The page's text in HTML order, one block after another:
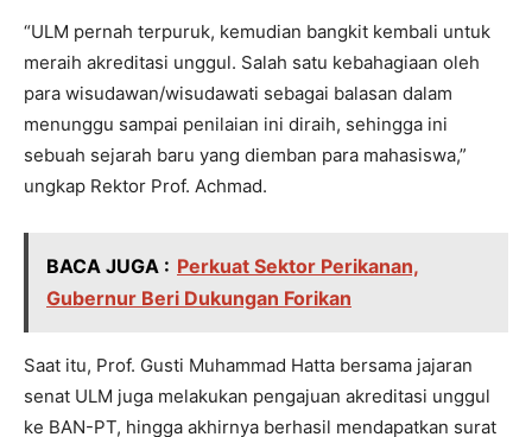
“ULM pernah terpuruk, kemudian bangkit kembali untuk
meraih akreditasi unggul. Salah satu kebahagiaan oleh
para wisudawan/wisudawati sebagai balasan dalam
menunggu sampai penilaian ini diraih, sehingga ini
sebuah sejarah baru yang diemban para mahasiswa,”
ungkap Rektor Prof. Achmad.
BACA JUGA : Perkuat Sektor Perikanan,
Gubernur Beri Dukungan Forikan
Saat itu, Prof. Gusti Muhammad Hatta bersama jajaran
senat ULM juga melakukan pengajuan akreditasi unggul
ke BAN-PT, hingga akhirnya berhasil mendapatkan surat